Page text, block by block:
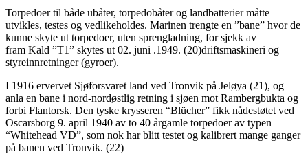
Torpedoer til både ubåter, torpedobåter og landbatterier måtte
utvikles, testes og vedlikeholdes. Marinen trengte en ”bane” hvor de
kunne skyte ut torpedoer, uten sprengladning, for sjekk av
fram Kald ”T1” skytes ut 02. juni .1949. (20)driftsmaskineri og
styreinnretninger (gyroer).
I 1916 ervervet Sjøforsvaret land ved Tronvik på Jeløya (21), og
anla en bane i nord-nordøstlig retning i sjøen mot Rambergbukta og
forbi Flantorsk. Den tyske krysseren “Blücher” fikk nådestøtet ved
Oscarsborg 9. april 1940 av to 40 årgamle torpedoer av typen
“Whitehead VD”, som nok har blitt testet og kalibrert mange ganger
på banen ved Tronvik. (22)